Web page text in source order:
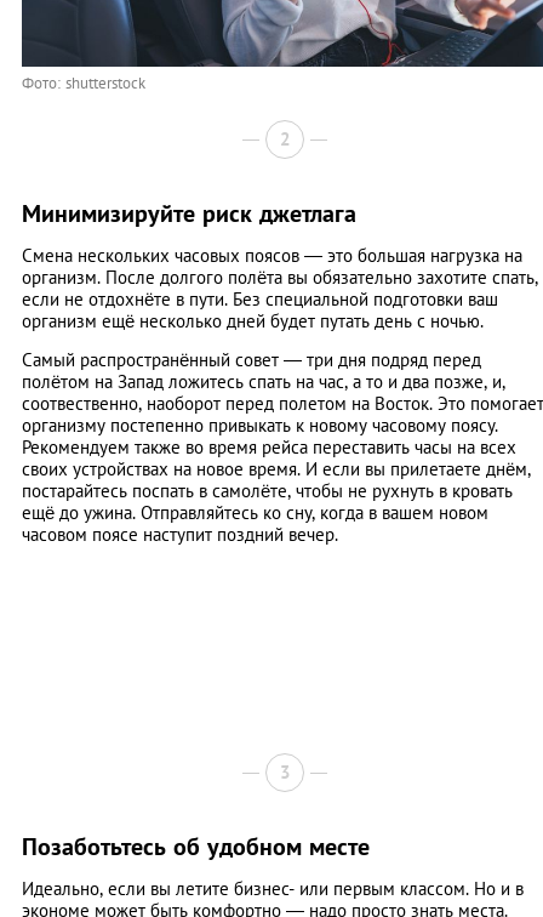
Фото: shutterstock
2
Минимизируйте риск джетлага
Смена нескольких часовых поясов — это большая нагрузка на
организм. После долгого полёта вы обязательно захотите спать,
если не отдохнёте в пути. Без специальной подготовки ваш
организм ещё несколько дней будет путать день с ночью.
Самый распространённый совет — три дня подряд перед
полётом на Запад ложитесь спать на час, а то и два позже, и,
соотвественно, наоборот перед полетом на Восток. Это помогает
организму постепенно привыкать к новому часовому поясу.
Рекомендуем также во время рейса переставить часы на всех
своих устройствах на новое время. И если вы прилетаете днём,
постарайтесь поспать в самолёте, чтобы не рухнуть в кровать
ещё до ужина. Отправляйтесь ко сну, когда в вашем новом
часовом поясе наступит поздний вечер.
3
Позаботьтесь об удобном месте
Идеально, если вы летите бизнес- или первым классом. Но и в
экономе может быть комфортно — надо просто знать места.